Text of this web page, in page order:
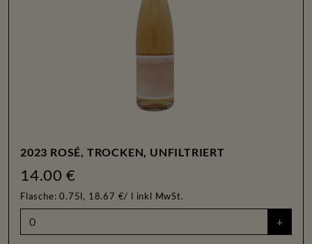
2023 ROSÉ, TROCKEN, UNFILTRIERT
14.00 €
Flasche: 0.75l, 18.67 €/ l inkl MwSt.
+